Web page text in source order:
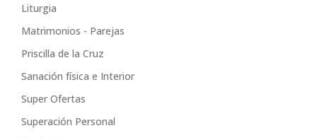
Liturgia
Matrimonios - Parejas
Priscilla de la Cruz
Sanación física e Interior
Super Ofertas
Superación Personal